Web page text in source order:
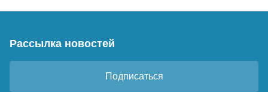
Рассылка новостей
Подписаться